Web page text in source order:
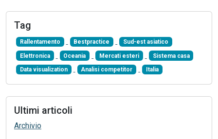
Tag
Rallentamento Bestpractice Sud-est asiatico
Elettronica Oceania Mercati esteri Sistema casa
Data visualization Analisi competitor Italia
Ultimi articoli
Archivio